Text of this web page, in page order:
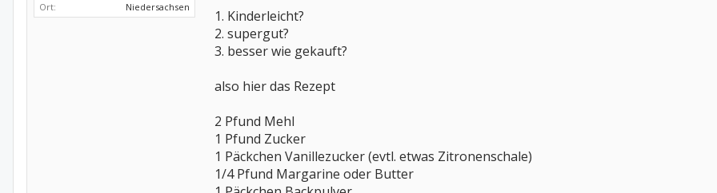
Ort:
Niedersachsen
1. Kinderleicht?
2. supergut?
3. besser wie gekauft?
also hier das Rezept
2 Pfund Mehl
1 Pfund Zucker
1 Päckchen Vanillezucker (evtl. etwas Zitronenschale)
1/4 Pfund Margarine oder Butter